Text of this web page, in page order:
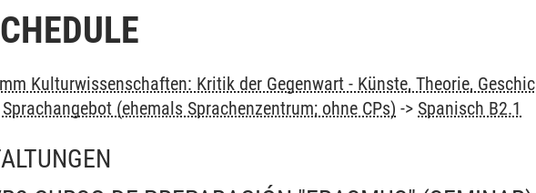
Kulturwissenschaften: Kritik der Gegenwart - Künste, Theorie,
(ehemals Sprachenzentrum; ohne CPs) -> Spanisch B2.1